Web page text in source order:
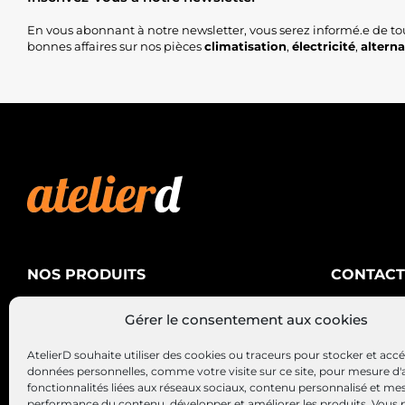
Gérer le consentement aux cookies
AtelierD souhaite utiliser des cookies ou traceurs pour stocker et
données personnelles, comme votre visite sur ce site, pour mesure
fonctionnalités liées aux réseaux sociaux, contenu personnalisé et
En vous abonnant à notre newsletter, vous serez informé.e de
bonnes affaires sur nos piècesclimatisation, électricité,
NOS PRODUITS
Alternateurs – Démarreurs
CONTACT
AtelierD
88200
03 29 22 34